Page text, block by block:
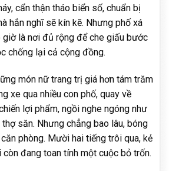
cẩn thận tháo biển số, chuẩn bị
hắn nghĩ sẽ kín kẽ. Nhưng phố xá
giờ là nơi đủ rộng để che giấu bước
chống lại cả cộng đồng.
món nữ trang trị giá hơn tám trăm
xe qua nhiều con phố, quay về
lợi phẩm, ngồi nghe ngóng như
săn. Nhưng chẳng bao lâu, bóng
phòng. Mười hai tiếng trôi qua, kẻ
đang toan tính một cuộc bỏ trốn.